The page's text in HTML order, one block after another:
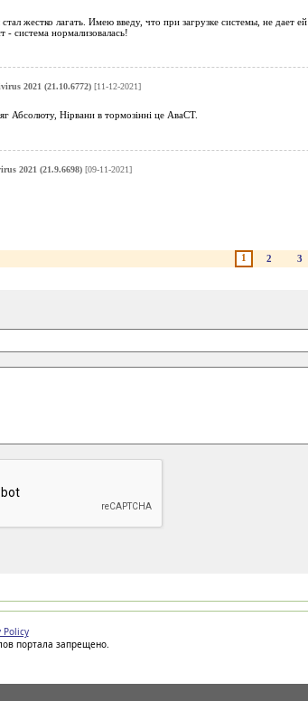
жестко лагать. Имею введу, что при загрузке системы, не
- система нормализовалась!
2021 (21.10.6772)[11-12-2021]
Абсолюту, Нірвани в тормозінні це АваСТ.
2021 (21.9.6698)[09-11-2021]
1 2 3
Policy
портала запрещено.